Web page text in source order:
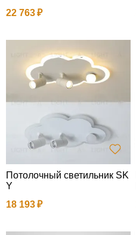
22 763
Потолочный светильник SK
Y
18 193